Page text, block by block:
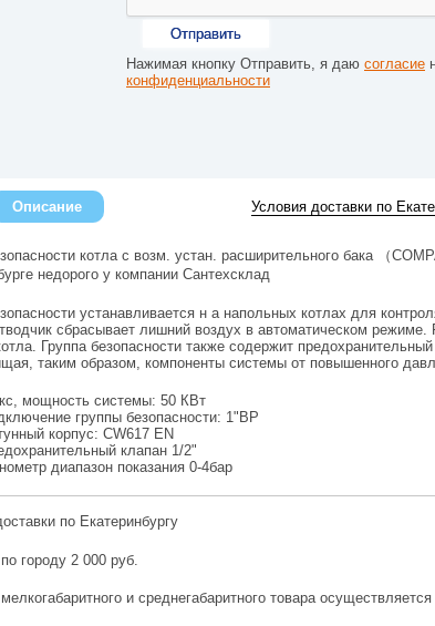
Отправить
Нажимая кнопку Отправить, я даю согласие
конфиденциальности
Описание Условия доставки по
котла с возм. устан. расширительного бака （
недорого у компании Сантехсклад
устанавливается н а напольных котлах для
сбрасывает лишний воздух в автоматическом
Группа безопасности также содержит
таким образом, компоненты системы от повышенного
мощность системы: 50 КВт
группы безопасности: 1"ВР
корпус: CW617 EN
клапан 1/2"
диапазон показания 0-4бар
по Екатеринбургу
городу 2 000 руб.
и среднегабаритного товара